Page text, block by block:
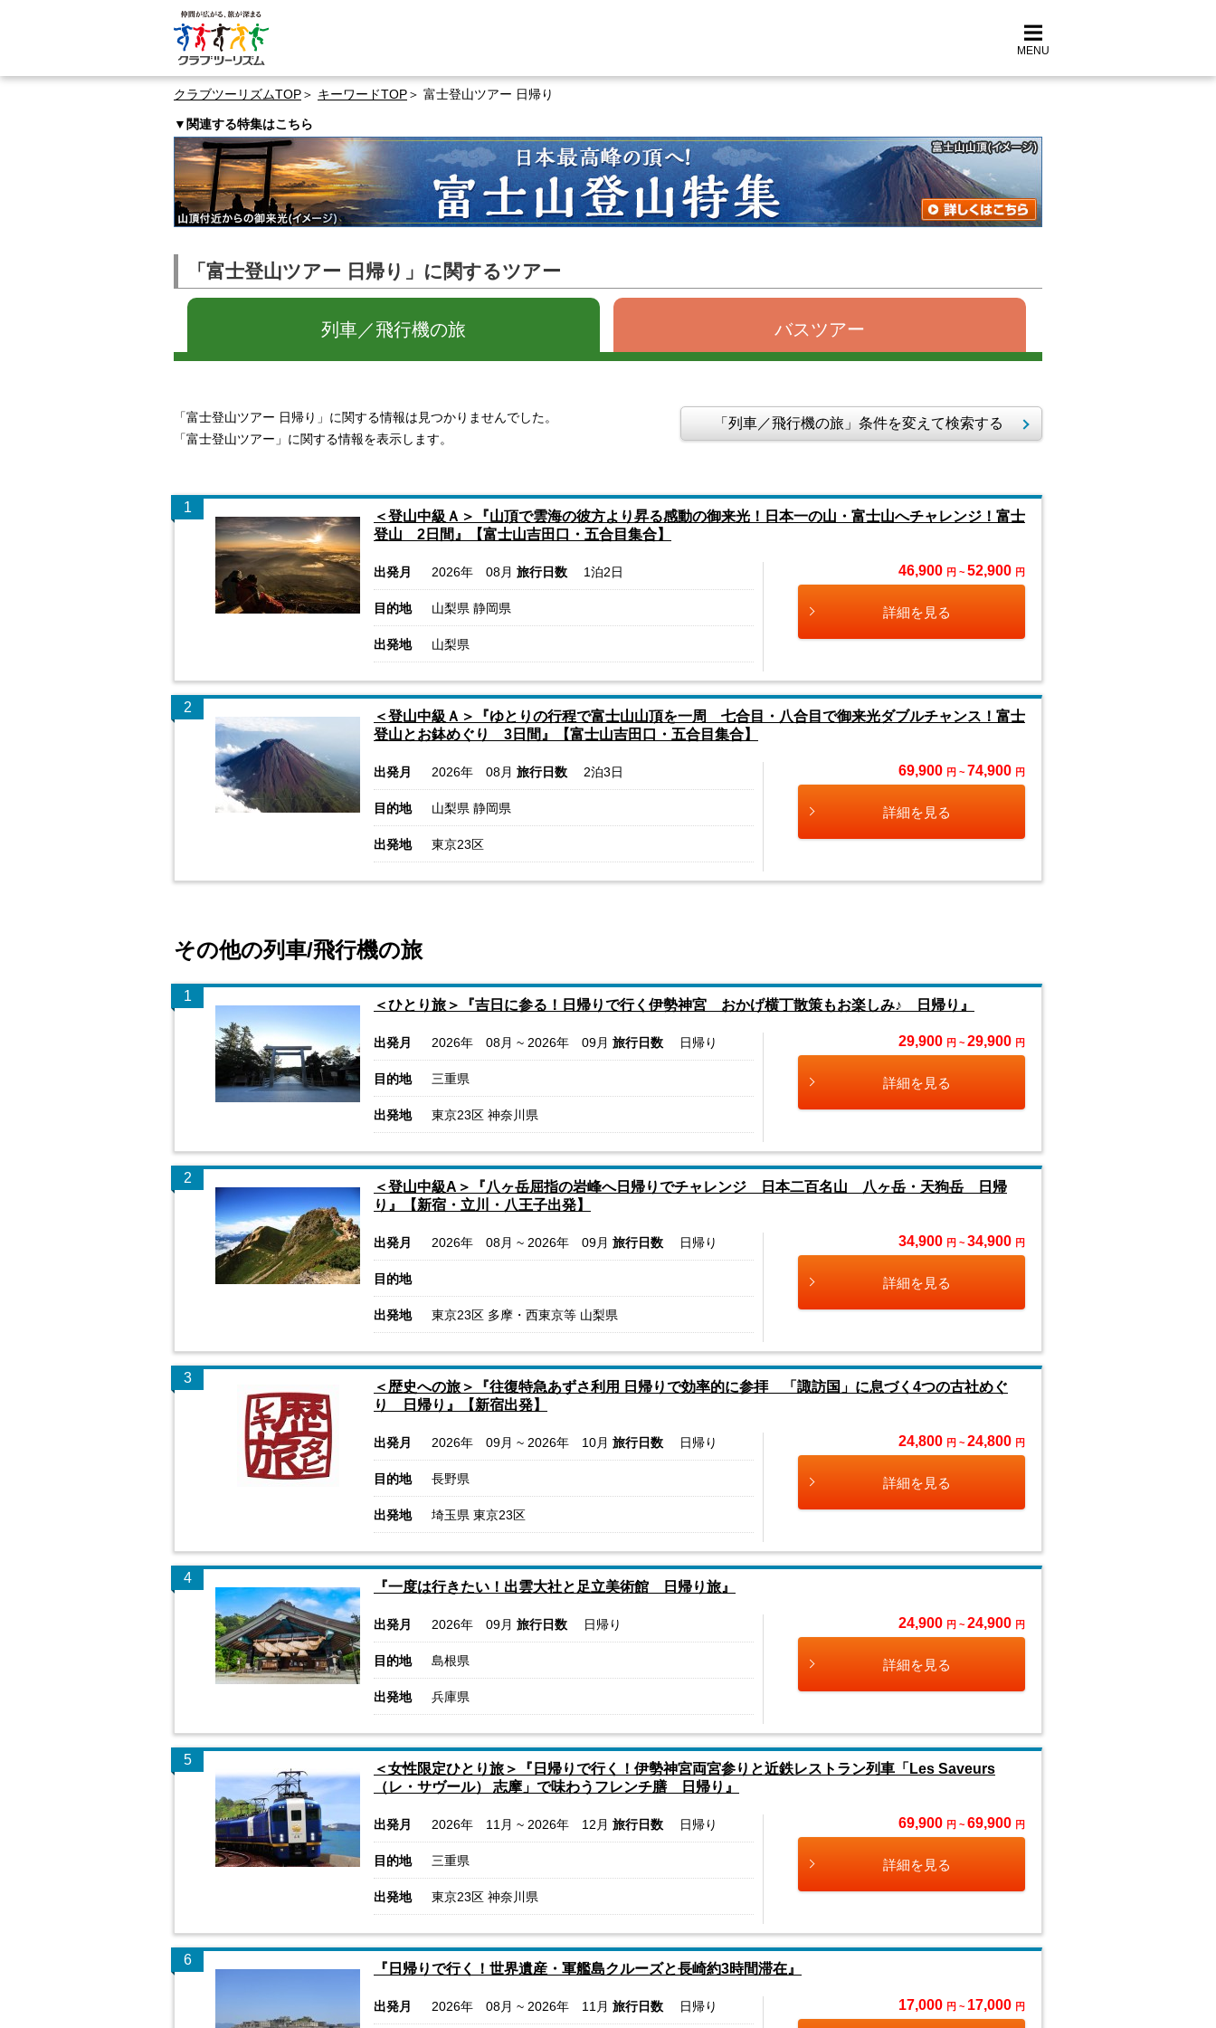
MENU
クラブツーリズムTOP キーワードTOP 富士登山ツアー 日帰り
▼関連する特集はこちら
「富士登山ツアー 日帰り」に関するツアー
列車／飛行機の旅 バスツアー
「富士登山ツアー 日帰り」に関する情報は見つかりませんでした。
「富士登山ツアー」に関する情報を表示します。
「列車／飛行機の旅」条件を変えて検索する
1
＜登山中級Ａ＞『山頂で雲海の彼方より昇る感動の御来光！日本一の山・富士山へチャレンジ！富士
登山 2日間』【富士山吉田口・五合目集合】
出発月 2026年 08月 旅行日数 1泊2日
目的地 山梨県 静岡県
出発地 山梨県
46,900 円 ~ 52,900 円
詳細を見る
2
＜登山中級Ａ＞『ゆとりの行程で富士山山頂を一周 七合目・八合目で御来光ダブルチャンス！富士
登山とお鉢めぐり 3日間』【富士山吉田口・五合目集合】
出発月 2026年 08月 旅行日数 2泊3日
目的地 山梨県 静岡県
出発地 東京23区
69,900 円 ~ 74,900 円
詳細を見る
その他の列車/飛行機の旅
1
＜ひとり旅＞『吉日に参る！日帰りで行く伊勢神宮 おかげ横丁散策もお楽しみ♪ 日帰り』
出発月 2026年 08月 ~ 2026年 09月 旅行日数 日帰り
目的地 三重県
出発地 東京23区 神奈川県
29,900 円 ~ 29,900 円
詳細を見る
2
＜登山中級A＞『八ヶ岳屈指の岩峰へ日帰りでチャレンジ 日本二百名山 八ヶ岳・天狗岳 日帰
り』【新宿・立川・八王子出発】
出発月 2026年 08月 ~ 2026年 09月 旅行日数 日帰り
目的地
出発地 東京23区 多摩・西東京等 山梨県
34,900 円 ~ 34,900 円
詳細を見る
3
＜歴史への旅＞『往復特急あずさ利用 日帰りで効率的に参拝 「諏訪国」に息づく4つの古社めぐ
り 日帰り』【新宿出発】
出発月 2026年 09月 ~ 2026年 10月 旅行日数 日帰り
目的地 長野県
出発地 埼玉県 東京23区
24,800 円 ~ 24,800 円
詳細を見る
4
『一度は行きたい！出雲大社と足立美術館 日帰り旅』
出発月 2026年 09月 旅行日数 日帰り
目的地 島根県
出発地 兵庫県
24,900 円 ~ 24,900 円
詳細を見る
5
＜女性限定ひとり旅＞『日帰りで行く！伊勢神宮両宮参りと近鉄レストラン列車「Les Saveurs
（レ・サヴール） 志摩」で味わうフレンチ膳 日帰り』
出発月 2026年 11月 ~ 2026年 12月 旅行日数 日帰り
目的地 三重県
出発地 東京23区 神奈川県
69,900 円 ~ 69,900 円
詳細を見る
6
『日帰りで行く！世界遺産・軍艦島クルーズと長崎約3時間滞在』
出発月 2026年 08月 ~ 2026年 11月 旅行日数 日帰り 17,000 円 ~ 17,000 円